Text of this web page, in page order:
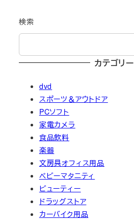
検索
カテゴリー
dvd
スポーツ＆アウトドア
PCソフト
家電カメラ
食品飲料
楽器
文房具オフィス用品
ベビーマタニティ
ビューティー
ドラッグストア
カーバイク用品